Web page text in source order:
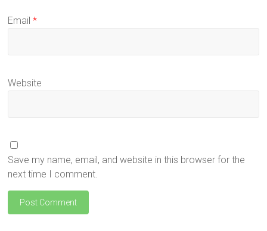
Email*
Website
Save my name, email, and website in this browser for the
next time I comment.